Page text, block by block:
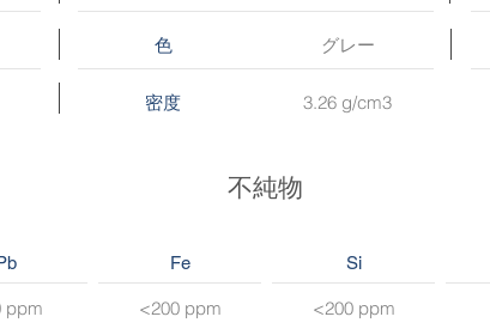
グレー
色
3.26 g/cm3
密度
不純物
ppm
Fe
<200 ppm
Si
<200 ppm